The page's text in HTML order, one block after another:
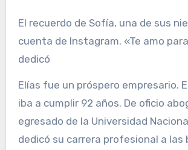
El recuerdo de Sofía, una de sus
cuenta de Instagram. «Te amo
dedicó
Elías fue un próspero empresario. El 22 de mayo
iba a cumplir 92 años. De oficio
egresado de la Universidad
dedicó su carrera profesional a las